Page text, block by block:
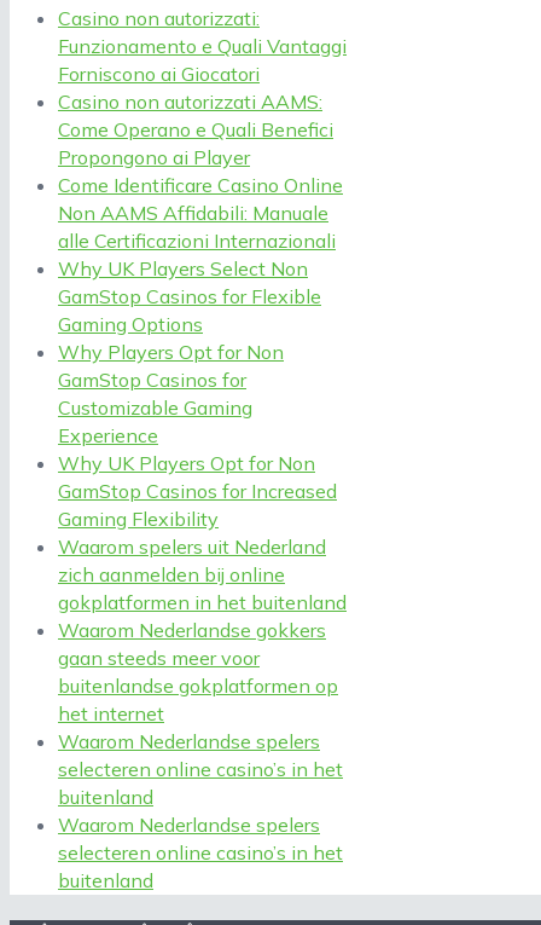
Casino non autorizzati:
Funzionamento e Quali Vantaggi
Forniscono ai Giocatori
Casino non autorizzati AAMS:
Come Operano e Quali Benefici
Propongono ai Player
Come Identificare Casino Online
Non AAMS Affidabili: Manuale
alle Certificazioni Internazionali
Why UK Players Select Non
GamStop Casinos for Flexible
Gaming Options
Why Players Opt for Non
GamStop Casinos for
Customizable Gaming
Experience
Why UK Players Opt for Non
GamStop Casinos for Increased
Gaming Flexibility
Waarom spelers uit Nederland
zich aanmelden bij online
gokplatformen in het buitenland
Waarom Nederlandse gokkers
gaan steeds meer voor
buitenlandse gokplatformen op
het internet
Waarom Nederlandse spelers
selecteren online casino’s in het
buitenland
Waarom Nederlandse spelers
selecteren online casino’s in het
buitenland